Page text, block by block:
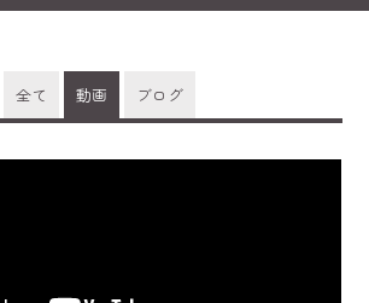
全て 動画 ブログ